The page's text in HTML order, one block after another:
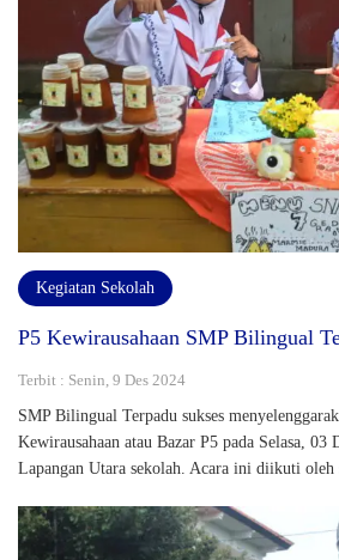
Kegiatan Sekolah
P5 Kewirausahaan SMP Bilingual
Terbit : Senin, 9 Des 2024
SMP Bilingual Terpadu sukses
Kewirausahaan atau Bazar P5 pada Selasa, 03
Lapangan Utara sekolah. Acara ini diikuti oleh